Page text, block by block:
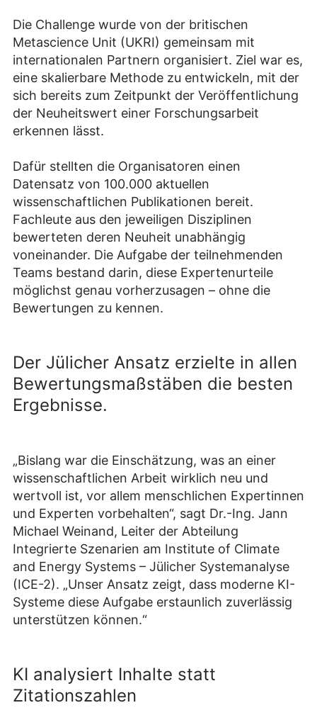
Die Challenge wurde von der britischen
Metascience Unit (UKRI) gemeinsam mit
internationalen Partnern organisiert. Ziel war es,
eine skalierbare Methode zu entwickeln, mit der
sich bereits zum Zeitpunkt der Veröffentlichung
der Neuheitswert einer Forschungsarbeit
erkennen lässt.
Dafür stellten die Organisatoren einen
Datensatz von 100.000 aktuellen
wissenschaftlichen Publikationen bereit.
Fachleute aus den jeweiligen Disziplinen
bewerteten deren Neuheit unabhängig
voneinander. Die Aufgabe der teilnehmenden
Teams bestand darin, diese Expertenurteile
möglichst genau vorherzusagen – ohne die
Bewertungen zu kennen.
Der Jülicher Ansatz erzielte in allen
Bewertungsmaßstäben die besten
Ergebnisse.
„Bislang war die Einschätzung, was an einer
wissenschaftlichen Arbeit wirklich neu und
wertvoll ist, vor allem menschlichen Expertinnen
und Experten vorbehalten“, sagt Dr.-Ing. Jann
Michael Weinand, Leiter der Abteilung
Integrierte Szenarien am Institute of Climate
and Energy Systems – Jülicher Systemanalyse
(ICE-2). „Unser Ansatz zeigt, dass moderne KI-
Systeme diese Aufgabe erstaunlich zuverlässig
unterstützen können.“
KI analysiert Inhalte statt
Zitationszahlen